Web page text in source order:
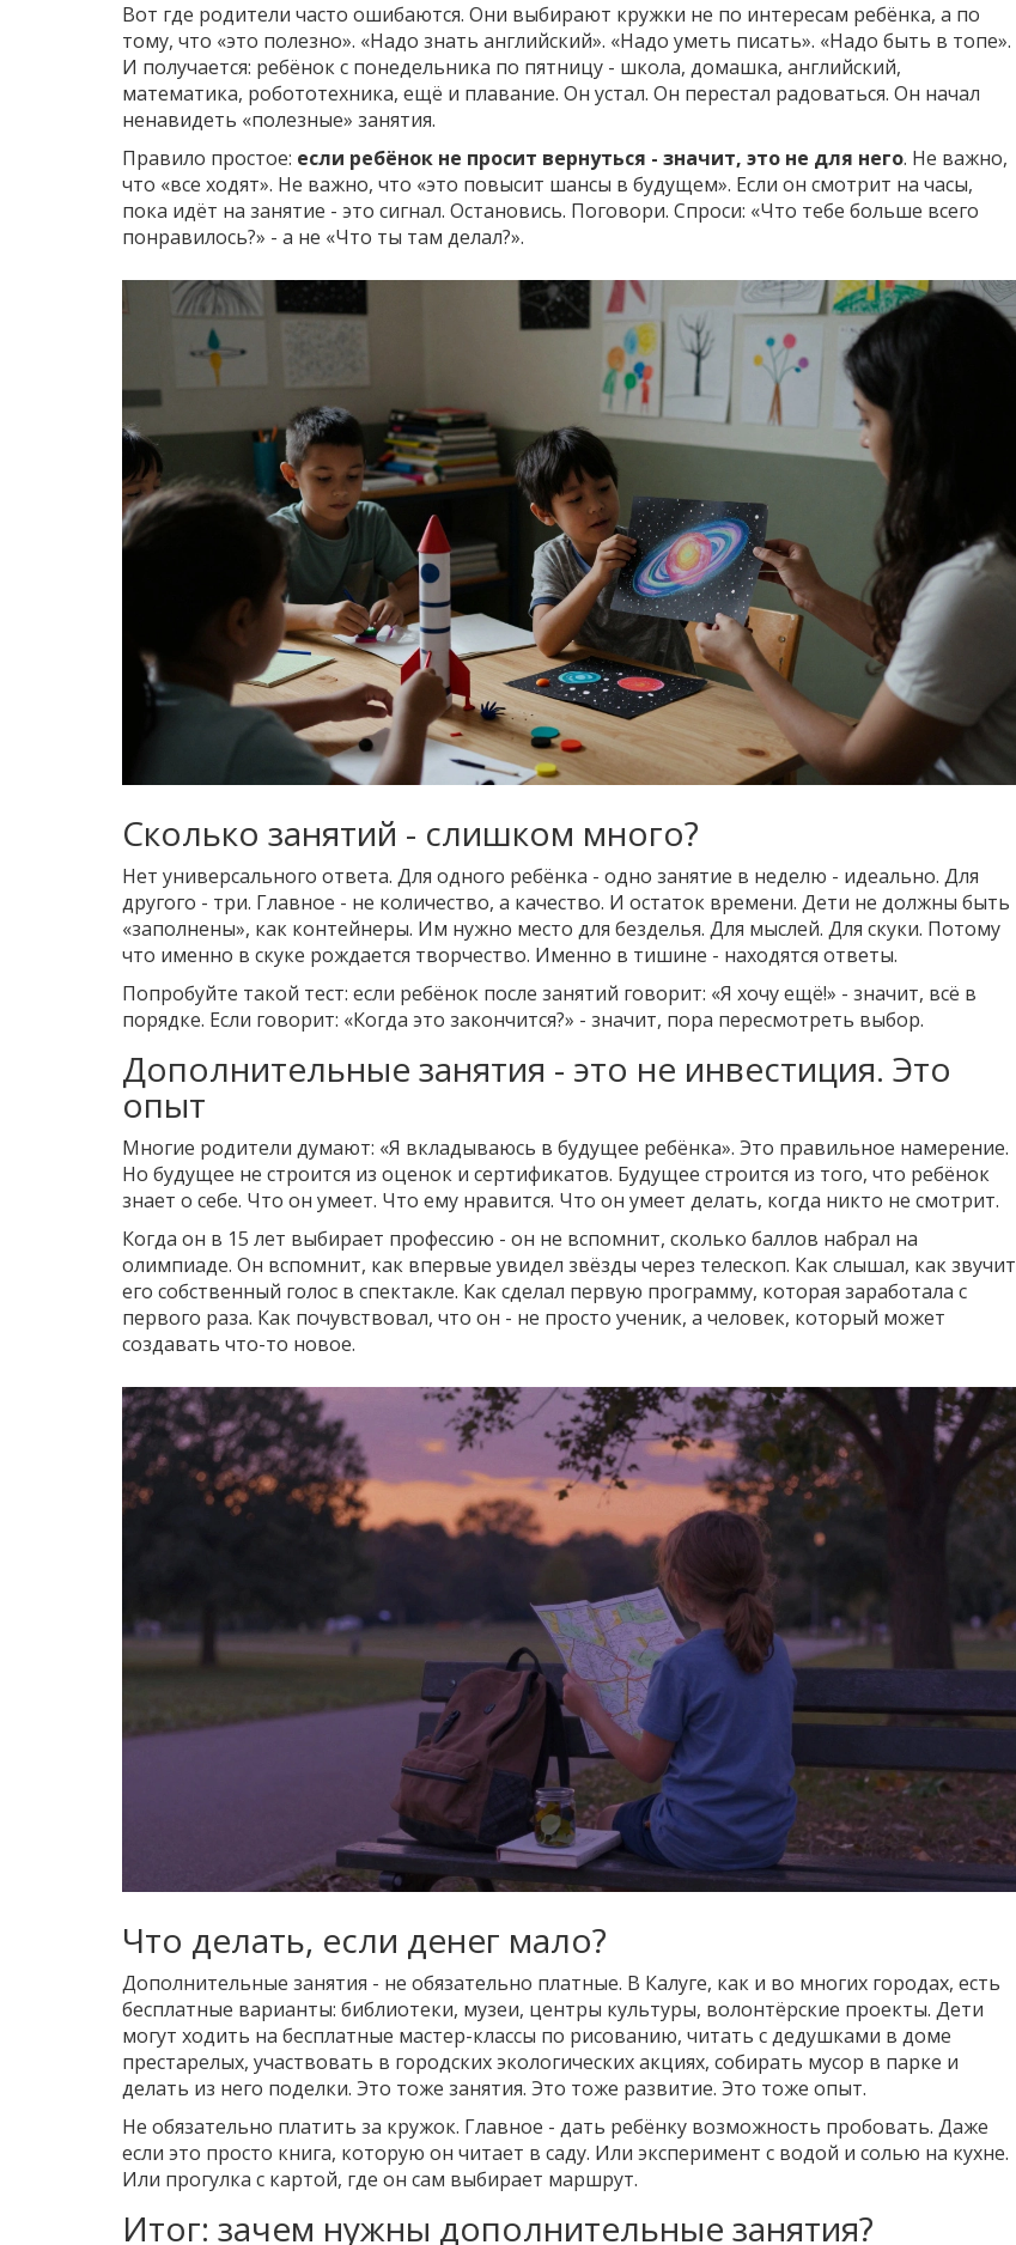
Вот где родители часто ошибаются. Они выбирают кружки не по интересам ребёнка, а по
тому, что «это полезно». «Надо знать английский». «Надо уметь писать». «Надо быть в топе».
И получается: ребёнок с понедельника по пятницу - школа, домашка, английский,
математика, робототехника, ещё и плавание. Он устал. Он перестал радоваться. Он начал
ненавидеть «полезные» занятия.
Правило простое: если ребёнок не просит вернуться - значит, это не для него. Не важно,
что «все ходят». Не важно, что «это повысит шансы в будущем». Если он смотрит на часы,
пока идёт на занятие - это сигнал. Остановись. Поговори. Спроси: «Что тебе больше всего
понравилось?» - а не «Что ты там делал?».
Сколько занятий - слишком много?
Нет универсального ответа. Для одного ребёнка - одно занятие в неделю - идеально. Для
другого - три. Главное - не количество, а качество. И остаток времени. Дети не должны быть
«заполнены», как контейнеры. Им нужно место для безделья. Для мыслей. Для скуки. Потому
что именно в скуке рождается творчество. Именно в тишине - находятся ответы.
Попробуйте такой тест: если ребёнок после занятий говорит: «Я хочу ещё!» - значит, всё в
порядке. Если говорит: «Когда это закончится?» - значит, пора пересмотреть выбор.
Дополнительные занятия - это не инвестиция. Это
опыт
Многие родители думают: «Я вкладываюсь в будущее ребёнка». Это правильное намерение.
Но будущее не строится из оценок и сертификатов. Будущее строится из того, что ребёнок
знает о себе. Что он умеет. Что ему нравится. Что он умеет делать, когда никто не смотрит.
Когда он в 15 лет выбирает профессию - он не вспомнит, сколько баллов набрал на
олимпиаде. Он вспомнит, как впервые увидел звёзды через телескоп. Как слышал, как звучит
его собственный голос в спектакле. Как сделал первую программу, которая заработала с
первого раза. Как почувствовал, что он - не просто ученик, а человек, который может
создавать что-то новое.
Что делать, если денег мало?
Дополнительные занятия - не обязательно платные. В Калуге, как и во многих городах, есть
бесплатные варианты: библиотеки, музеи, центры культуры, волонтёрские проекты. Дети
могут ходить на бесплатные мастер-классы по рисованию, читать с дедушками в доме
престарелых, участвовать в городских экологических акциях, собирать мусор в парке и
делать из него поделки. Это тоже занятия. Это тоже развитие. Это тоже опыт.
Не обязательно платить за кружок. Главное - дать ребёнку возможность пробовать. Даже
если это просто книга, которую он читает в саду. Или эксперимент с водой и солью на кухне.
Или прогулка с картой, где он сам выбирает маршрут.
Итог: зачем нужны дополнительные занятия?